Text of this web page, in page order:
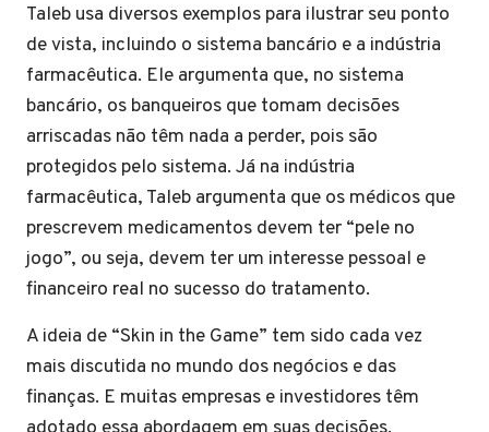
Taleb usa diversos exemplos para ilustrar seu ponto
de vista, incluindo o sistema bancário e a indústria
farmacêutica. Ele argumenta que, no sistema
bancário, os banqueiros que tomam decisões
arriscadas não têm nada a perder, pois são
protegidos pelo sistema. Já na indústria
farmacêutica, Taleb argumenta que os médicos que
prescrevem medicamentos devem ter “pele no
jogo”, ou seja, devem ter um interesse pessoal e
financeiro real no sucesso do tratamento.
A ideia de “Skin in the Game” tem sido cada vez
mais discutida no mundo dos negócios e das
finanças. E muitas empresas e investidores têm